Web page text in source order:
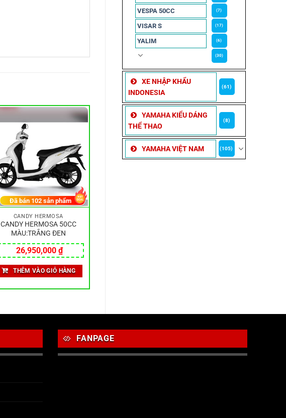
(7)
VESPA 50CC
(17)
VISAR S
(6)
YALIM
(30)
XE NHẬP KHẨU
INDONESIA
(61)
YAMAHA KIỂU DÁNG
THỂ THAO
(8)
YAMAHA VIỆT NAM (105)
CANDY HERMOSA
CANDY HERMOSA 50CC
MÀU:TRẮNG ĐEN
26,950,000₫
Đã bán 102 sản phẩm
THÊM VÀO GIỎ HÀNG
FANPAGE